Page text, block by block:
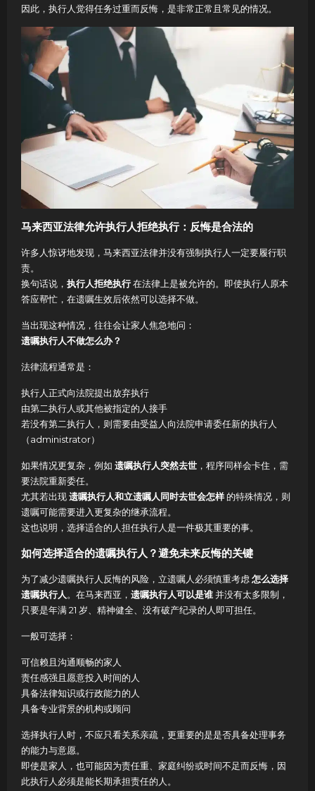
因此，执行人觉得任务过重而反悔，是非常正常且常见的情况。
马来西亚法律允许执行人拒绝执行：反悔是合法的
许多人惊讶地发现，马来西亚法律并没有强制执行人一定要履行职
责。
换句话说， 执行人拒绝执行在法律上是被允许的。即使执行人原本
答应帮忙，在遗嘱生效后依然可以选择不做。
当出现这种情况，往往会让家人焦急地问：
遗嘱执行人不做怎么办？
法律流程通常是：
执行人正式向法院提出放弃执行
由第二执行人或其他被指定的人接手
若没有第二执行人，则需要由受益人向法院申请委任新的执行人
（administrator）
如果情况更复杂，例如 遗嘱执行人突然去世 ，程序同样会卡住，需
要法院重新委任。
尤其若出现遗嘱执行人和立遗嘱人同时去世会怎样的特殊情况，则
遗嘱可能需要进入更复杂的继承流程。
这也说明，选择适合的人担任执行人是一件极其重要的事。
如何选择适合的遗嘱执行人？避免未来反悔的关键
为了减少遗嘱执行人反悔的风险，立遗嘱人必须慎重考虑怎么选择
遗嘱执行人。在马来西亚， 遗嘱执行人可以是谁并没有太多限制，
只要是年满 21 岁、精神健全、没有破产纪录的人即可担任。
一般可选择：
可信赖且沟通顺畅的家人
责任感强且愿意投入时间的人
具备法律知识或行政能力的人
具备专业背景的机构或顾问
选择执行人时，不应只看关系亲疏，更重要的是是否具备处理事务
的能力与意愿。
即使是家人，也可能因为责任重、家庭纠纷或时间不足而反悔，因
此执行人必须是能长期承担责任的人。